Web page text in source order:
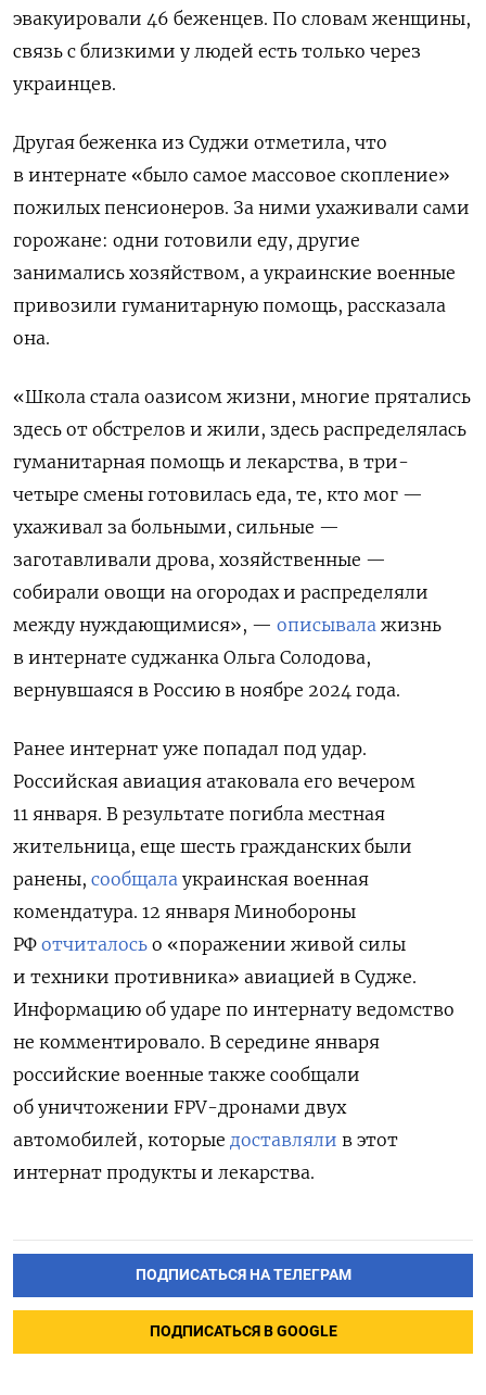
эвакуировали 46 беженцев. По словам женщины,
связь с близкими у людей есть только через
украинцев.
Другая беженка из Суджи отметила, что
в интернате «было самое массовое скопление»
пожилых пенсионеров. За ними ухаживали сами
горожане: одни готовили еду, другие
занимались хозяйством, а украинские военные
привозили гуманитарную помощь, рассказала
она.
«Школа стала оазисом жизни, многие прятались
здесь от обстрелов и жили, здесь распределялась
гуманитарная помощь и лекарства, в три-
четыре смены готовилась еда, те, кто мог —
ухаживал за больными, сильные —
заготавливали дрова, хозяйственные —
собирали овощи на огородах и распределяли
между нуждающимися», — описывала жизнь
в интернате суджанка Ольга Солодова,
вернувшаяся в Россию в ноябре 2024 года.
Ранее интернат уже попадал под удар.
Российская авиация атаковала его вечером
11 января. В результате погибла местная
жительница, еще шесть гражданских были
ранены, сообщала украинская военная
комендатура. 12 января Минобороны
РФ отчиталось о «поражении живой силы
и техники противника» авиацией в Судже.
Информацию об ударе по интернату ведомство
не комментировало. В середине января
российские военные также сообщали
об уничтожении FPV-дронами двух
автомобилей, которые доставляли в этот
интернат продукты и лекарства.
ПОДПИСАТЬСЯ НА ТЕЛЕГРАМ
ПОДПИСАТЬСЯ В GOOGLE